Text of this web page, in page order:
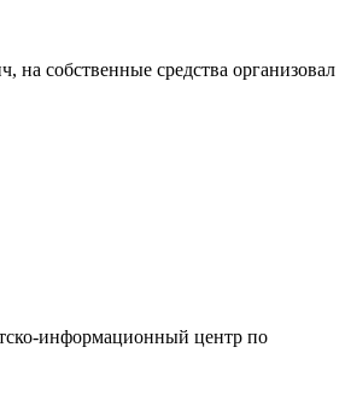
собственные средства организовал
информационный центр по